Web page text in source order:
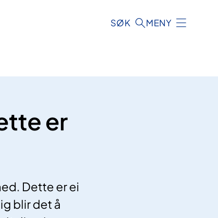
SØK MENY
er
Dette er ei
blir det å